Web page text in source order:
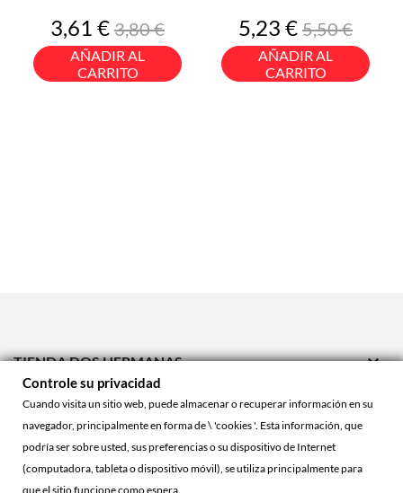
Precio
3,61 €Precio
base
3,80 €
AÑADIR AL
CARRITO
Precio
5,23 €Precio
base
5,50 €
AÑADIR AL
CARRITO
TIENDA DOS HERMANAS 
TIENDA ONLINE 
ACCOUNT
Controle su privacidad
Cuando visita un sitio web, puede almacenar o recuperar información en su
navegador, principalmente en forma de \ 'cookies '. Esta información, que
podría ser sobre usted, sus preferencias o su dispositivo de Internet
(computadora, tableta o dispositivo móvil), se utiliza principalmente para
que el sitio funcione como espera.